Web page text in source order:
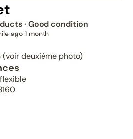
· Good condition
ago 1 month
(voir deuxième photo)